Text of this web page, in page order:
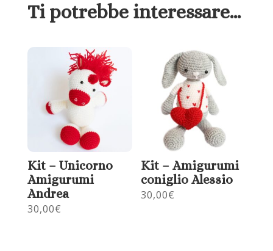
Ti potrebbe interessare…
Kit – Unicorno
Amigurumi
Andrea
30,00€
Kit – Amigurumi
coniglio Alessio
30,00€